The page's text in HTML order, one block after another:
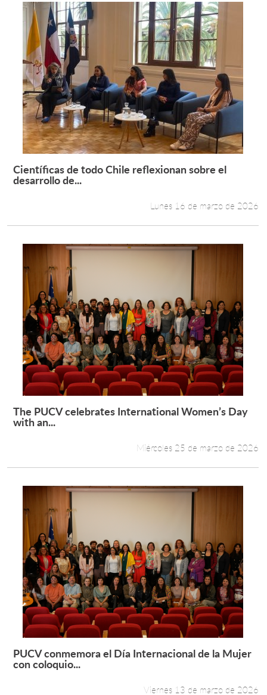
Leer más +
Científicas de todo Chile reflexionan sobre el
desarrollo de...
Lunes 16 de marzo de 2026
Leer más +
The PUCV celebrates International Women’s Day
with an...
Miércoles 25 de marzo de 2026
Leer más +
PUCV conmemora el Día Internacional de la Mujer
con coloquio...
Viernes 13 de marzo de 2026